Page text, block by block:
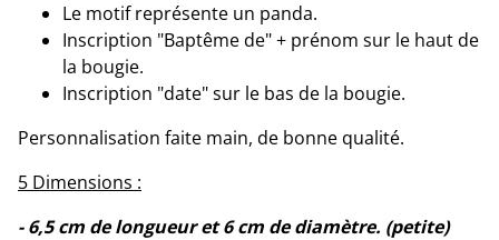
Le motif représente un panda.
Inscription "Baptême de" + prénom sur le haut de
la bougie.
Inscription "date" sur le bas de la bougie.
Personnalisation faite main, de bonne qualité.
5 Dimensions :
- 6,5 cm de longueur et 6 cm de diamètre. (petite)